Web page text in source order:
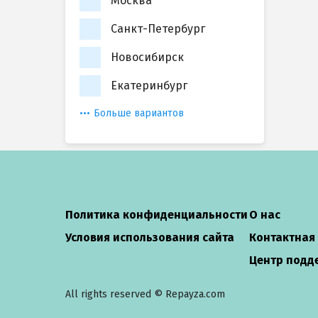
Санкт-Петербург
Новосибирск
Екатеринбург
Больше вариантов
Политика конфиденциальности
Условия использования сайта
О нас
Центр
All rights reserved © Repayza.com